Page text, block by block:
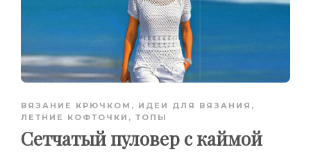
ВЯЗАНИЕ КРЮЧКОМ , ИДЕИ ДЛЯ ВЯЗАНИЯ ,
ЛЕТНИЕ КОФТОЧКИ, ТОПЫ
Сетчатый пуловер с каймой